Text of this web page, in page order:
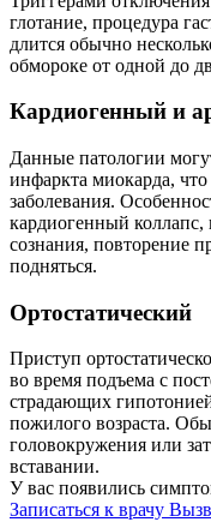
глотание, процедура
длится обычно
обмороке от одной до
Кардиогенный и
Данные патологии
инфаркта миокарда,
заболевания.
кардиогенный коллапс,
сознания, повторение
подняться.
Ортостатический
Приступ
во время подъема с
страдающих
пожилого возраста.
головокружения или
вставании.
У вас появились
Записаться к врачу